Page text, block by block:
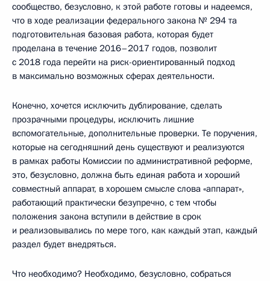
сообщество, безусловно, к этой работе готовы и надеемся,
что в ходе реализации федерального закона № 294 та
подготовительная базовая работа, которая будет
проделана в течение 2016–2017 годов, позволит
с 2018 года перейти на риск-ориентированный подход
в максимально возможных сферах деятельности.
Конечно, хочется исключить дублирование, сделать
прозрачными процедуры, исключить лишние
вспомогательные, дополнительные проверки. Те поручения,
которые на сегодняшний день существуют и реализуются
в рамках работы Комиссии по административной реформе,
это, безусловно, должна быть единая работа и хороший
совместный аппарат, в хорошем смысле слова «аппарат»,
работающий практически безупречно, с тем чтобы
положения закона вступили в действие в срок
и реализовывались по мере того, как каждый этап, каждый
раздел будет внедряться.
Что необходимо? Необходимо, безусловно, собраться